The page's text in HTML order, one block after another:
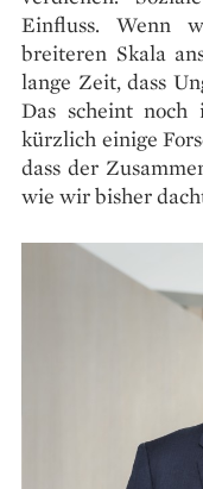
Einfluss. Wenn
breiteren Skala
lange Zeit, dass
Das scheint noch
kürzlich einige
dass der
wie wir bisher